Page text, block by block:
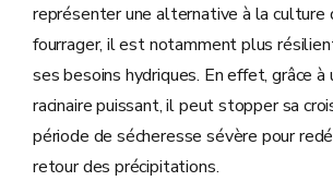
représenter une alternative à la culture
fourrager, il est notamment plus
ses besoins hydriques. En effet, grâce à
racinaire puissant, il peut stopper sa
période de sécheresse sévère pour
retour des précipitations.